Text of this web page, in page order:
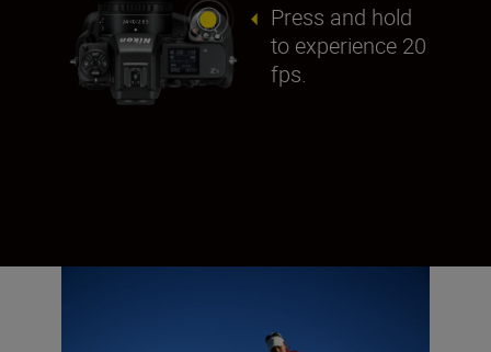
Press and hold
to experience 20
fps.